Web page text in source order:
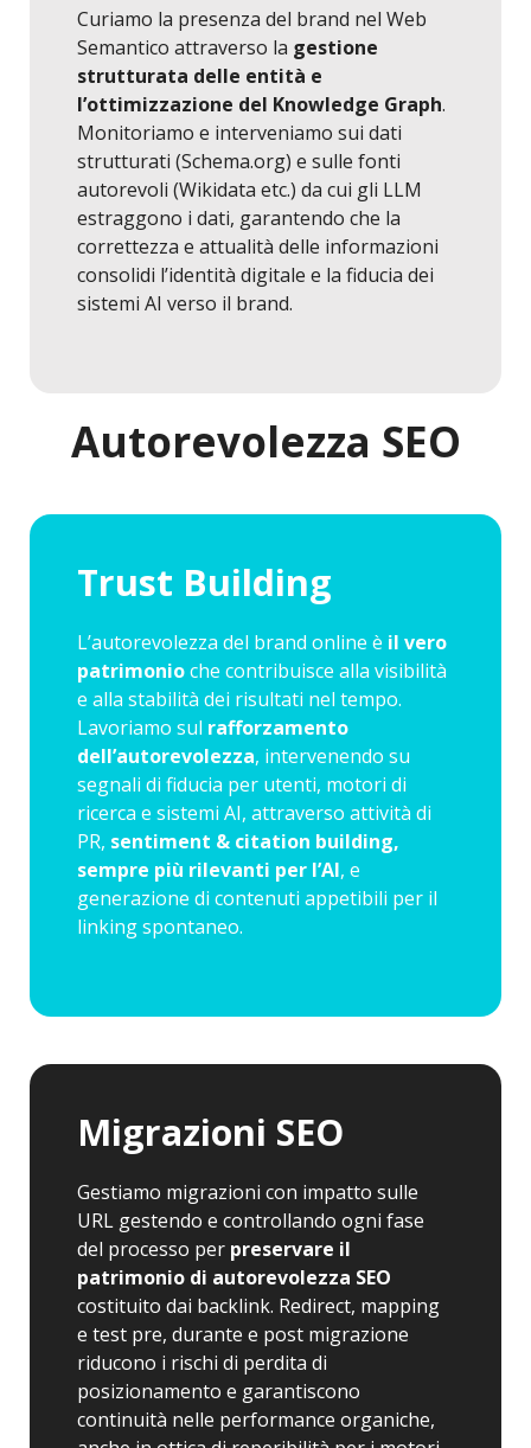
Curiamo la presenza del brand nel Web
Semantico attraverso la gestione
strutturata delle entità e
l’ottimizzazione del Knowledge Graph.
Monitoriamo e interveniamo sui dati
strutturati (Schema.org) e sulle fonti
autorevoli (Wikidata etc.) da cui gli LLM
estraggono i dati, garantendo che la
correttezza e attualità delle informazioni
consolidi l’identità digitale e la fiducia dei
sistemi AI verso il brand.
Autorevolezza SEO
Trust Building
L’autorevolezza del brand online è il vero
patrimonioche contribuisce alla visibilità
e alla stabilità dei risultati nel tempo.
Lavoriamo sul rafforzamento
dell’autorevolezza, intervenendo su
segnali di fiducia per utenti, motori di
ricerca e sistemi AI, attraverso attività di
PR, sentiment & citation building,
sempre più rilevanti per l’AI, e
generazione di contenuti appetibili per il
linking spontaneo.
Migrazioni SEO
Gestiamo migrazioni con impatto sulle
URL gestendo e controllando ogni fase
del processo per preservare il
patrimonio di autorevolezza SEO
costituito dai backlink. Redirect, mapping
e test pre, durante e post migrazione
riducono i rischi di perdita di
posizionamento e garantiscono
continuità nelle performance organiche,